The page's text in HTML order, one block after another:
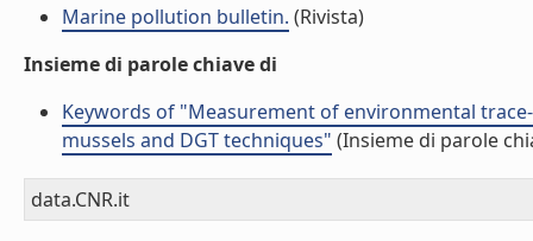
Marine pollution bulletin. (Rivista)
Insieme di parole chiave di
Keywords of "Measurement of environmental
mussels and DGT techniques" (Insieme di parole
data.CNR.it